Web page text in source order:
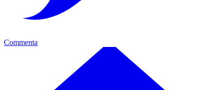
Commenta